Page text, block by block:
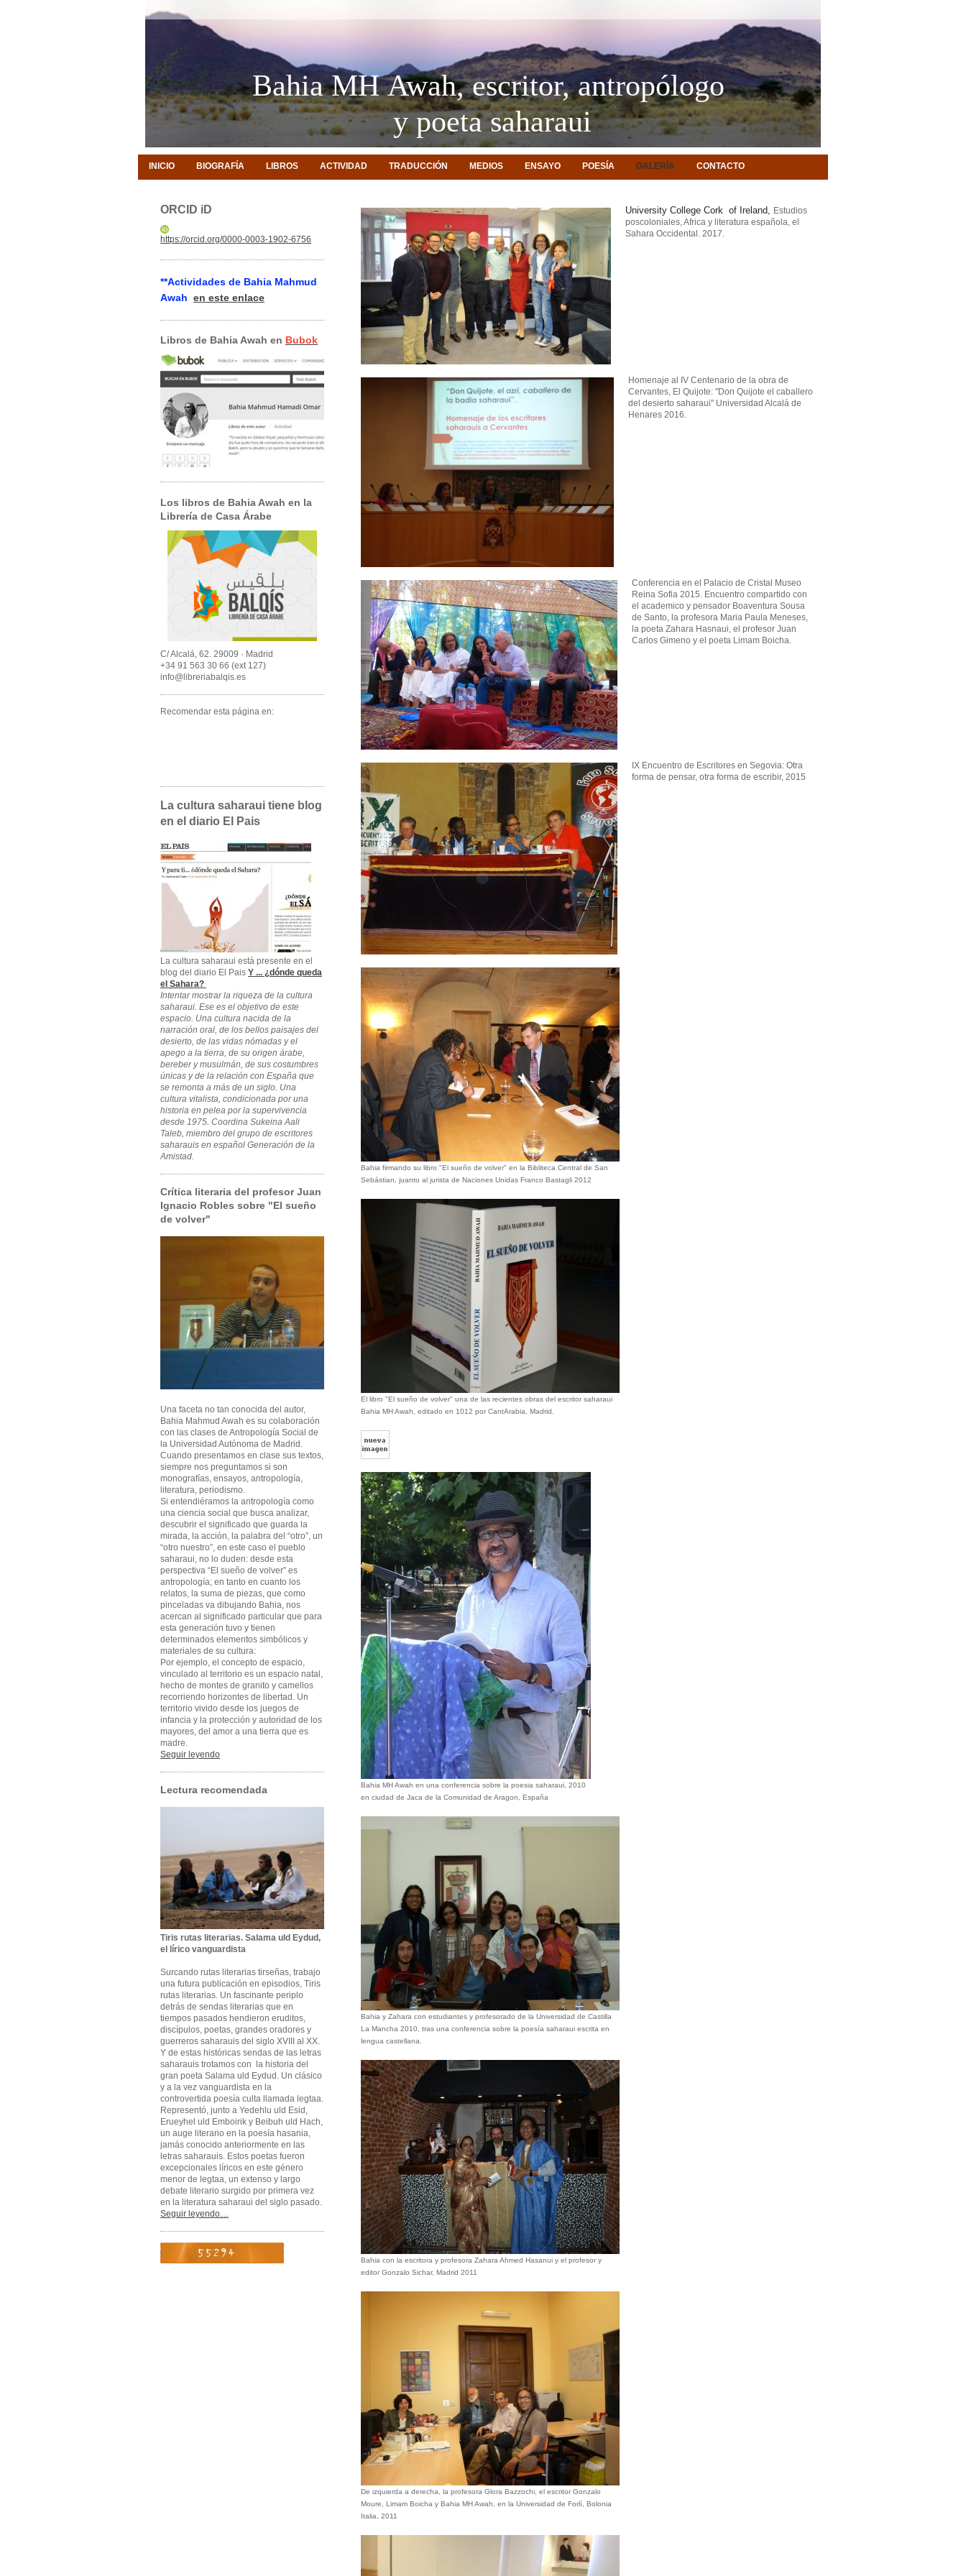
Bahia MH Awah, escritor, antropólogo
y poeta saharaui
INICIO BIOGRAFÍA LIBROS ACTIVIDAD TRADUCCIÓN MEDIOS ENSAYO POESÍA GALERÍA CONTACTO
ORCID iD
https://orcid.org/0000-0003-1902-6756
**Actividades de Bahia Mahmud
Awah en este enlace
Libros de Bahia Awah en Bubok
Los libros de Bahia Awah en la
Librería de Casa Árabe
C/ Alcalá, 62. 29009 · Madrid
+34 91 563 30 66 (ext 127)
info@libreriabalqis.es
Recomendar esta página en:
La cultura saharaui tiene blog
en el diario El Pais
La cultura saharaui está presente en el
blog del diario El Pais Y ... ¿dónde queda
el Sahara?
Intentar mostrar la riqueza de la cultura
saharaui. Ese es el objetivo de este
espacio. Una cultura nacida de la
narración oral, de los bellos paisajes del
desierto, de las vidas nómadas y el
apego a la tierra, de su origen árabe,
bereber y musulmán, de sus costumbres
únicas y de la relación con España que
se remonta a más de un siglo. Una
cultura vitalista, condicionada por una
historia en pelea por la supervivencia
desde 1975. Coordina Sukeina Aali
Taleb, miembro del grupo de escritores
saharauis en español Generación de la
Amistad.
Crítica literaria del profesor Juan
Ignacio Robles sobre "El sueño
de volver"
Una faceta no tan conocida del autor,
Bahia Mahmud Awah es su colaboración
con las clases de Antropología Social de
la Universidad Autónoma de Madrid.
Cuando presentamos en clase sus textos,
siempre nos preguntamos si son
monografías, ensayos, antropología,
literatura, periodismo.
Si entendiéramos la antropología como
una ciencia social que busca analizar,
descubrir el significado que guarda la
mirada, la acción, la palabra del “otro”, un
“otro nuestro”, en este caso el pueblo
saharaui, no lo duden: desde esta
perspectiva “El sueño de volver” es
antropología; en tanto en cuanto los
relatos, la suma de piezas, que como
pinceladas va dibujando Bahia, nos
acercan al significado particular que para
esta generación tuvo y tienen
determinados elementos simbólicos y
materiales de su cultura:
Por ejemplo, el concepto de espacio,
vinculado al territorio es un espacio natal,
hecho de montes de granito y camellos
recorriendo horizontes de libertad. Un
territorio vivido desde los juegos de
infancia y la protección y autoridad de los
mayores, del amor a una tierra que es
madre.
Seguir leyendo
Lectura recomendada
Tiris rutas literarias. Salama uld Eydud,
el lírico vanguardista
Surcando rutas literarias tirseñas, trabajo
una futura publicación en episodios, Tiris
rutas literarias. Un fascinante periplo
detrás de sendas literarias que en
tiempos pasados hendieron eruditos,
discípulos, poetas, grandes oradores y
guerreros saharauis del siglo XVIII al XX.
Y de estas históricas sendas de las letras
saharauis trotamos con la historia del
gran poeta Salama uld Eydud. Un clásico
y a la vez vanguardista en la
controvertida poesía culta llamada legtaa.
Representó, junto a Yedehlu uld Esid,
Erueyhel uld Emboirik y Beibuh uld Hach,
un auge literario en la poesía hasania,
jamás conocido anteriormente en las
letras saharauis. Estos poetas fueron
excepcionales líricos en este género
menor de legtaa, un extenso y largo
debate literario surgido por primera vez
en la literatura saharaui del siglo pasado.
Seguir leyendo…
University College Cork of Ireland, Estudios
poscoloniales, Africa y literatura española, el
Sahara Occidental. 2017.
Homenaje al IV Centenario de la obra de
Cervantes, El Quijote: "Don Quijote el caballero
del desierto saharaui" Universidad Alcalá de
Henares 2016.
Conferencia en el Palacio de Cristal Museo
Reina Sofia 2015. Encuentro compartido con
el academico y pensador Boaventura Sousa
de Santo, la profesora Maria Paula Meneses,
la poeta Zahara Hasnaui, el profesor Juan
Carlos Gimeno y el poeta Limam Boicha.
IX Encuentro de Escritores en Segovia: Otra
forma de pensar, otra forma de escribir, 2015
Bahia firmando su libro "El sueño de volver" en la Bibliteca Central de San
Sebástian, juanto al jurista de Naciones Unidas Franco Bastagli 2012
El libro "El sueño de volver" una de las recientes obras del escritor saharaui
Bahia MH Awah, editado en 1012 por CantArabia, Madrid.
Bahia MH Awah en una conferencia sobre la poesia saharaui, 2010
en ciudad de Jaca de la Comunidad de Aragon, España
Bahia y Zahara con estudiantes y profesorado de la Universidad de Castilla
La Mancha 2010, tras una conferencia sobre la poesía saharaui escrita en
lengua castellana.
Bahia con la escritora y profesora Zahara Ahmed Hasanui y el profesor y
editor Gonzalo Sichar, Madrid 2011
De izquierda a derecha, la profesora Glora Bazzochi, el escritor Gonzalo
Moure, Limam Boicha y Bahia MH Awah, en la Universidad de Forlí, Bolonia
Italia, 2011